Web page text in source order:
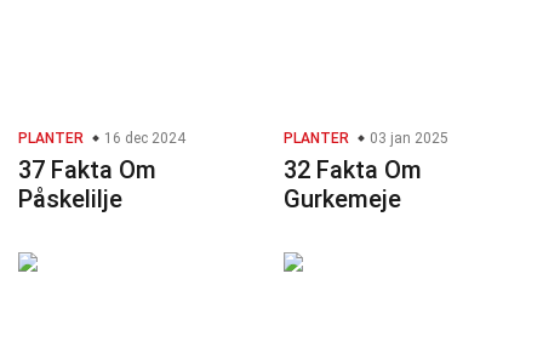
PLANTER 16 dec 2024
37 Fakta Om
Påskelilje
PLANTER 03 jan 2025
32 Fakta Om
Gurkemeje